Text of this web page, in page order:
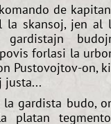
de
la skansoj, jen al
forlasi la
Pustovojtov-on,
justa...
la gardista budo,
platan